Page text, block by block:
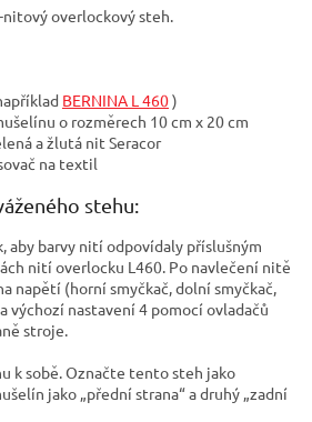
nitový overlockový steh.
BERNINA L 460)
o rozměrech 10 cm x 20 cm
a žlutá nit Seracor
na textil
stehu:
aby barvy nití odpovídaly příslušným
nití overlocku L460. Po navlečení nitě
napětí (horní smyčkač, dolní smyčkač,
výchozí nastavení 4 pomocí ovladačů
stroje.
k sobě. Označte tento steh jako
jako „přední strana“ a druhý „zadní